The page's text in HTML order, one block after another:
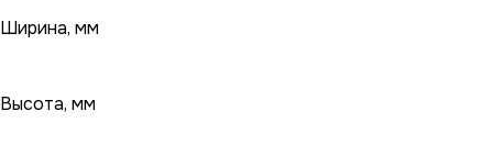
Ширина, мм
Высота, мм